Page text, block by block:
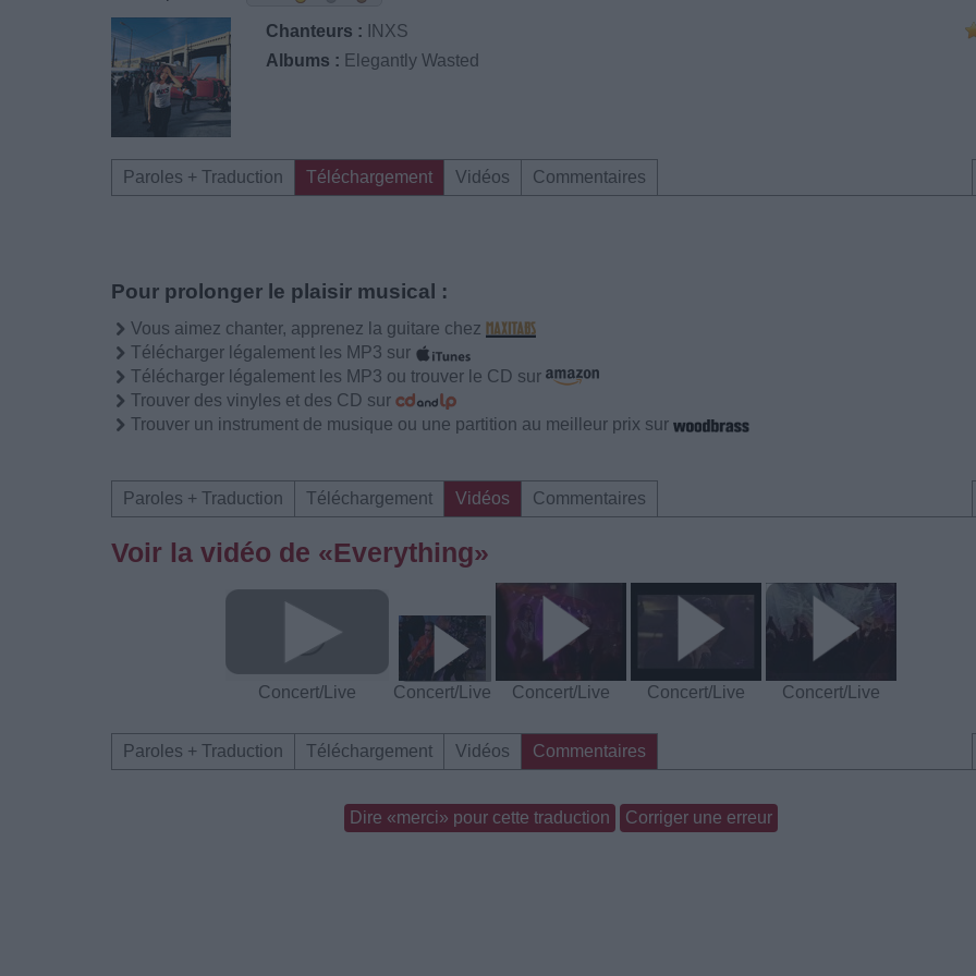
Chanteurs :
INXS
Albums : Elegantly Wasted
Paroles + Traduction Téléchargement Vidéos Commentaires
Pour prolonger le plaisir musical :
Vous aimez chanter, apprenez la guitare chez
Télécharger légalement les MP3 sur
Télécharger légalement les MP3 ou trouver le CD sur
Trouver des vinyles et des CD sur
Trouver un instrument de musique ou une partition au meilleur prix sur
Paroles + Traduction Téléchargement Vidéos Commentaires
Voir la vidéo de «Everything»
Concert/Live Concert/Live Concert/Live Concert/Live Concert/Live
Paroles + Traduction Téléchargement Vidéos Commentaires
Dire «merci» pour cette traduction Corriger une erreur